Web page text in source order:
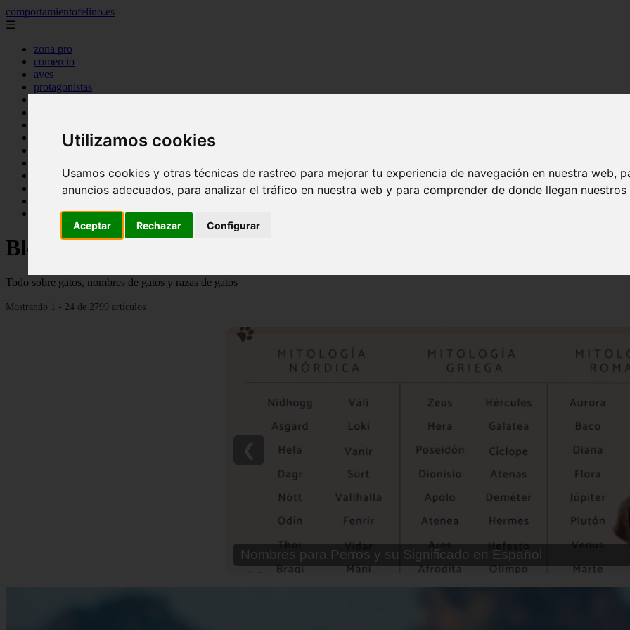
Utilizamos cookies
Usamos cookies y otras técnicas de rastreo para mejorar tu experiencia de navegación en nuestra web,
anuncios adecuados, para analizar el tráfico en nuestra web y para comprender de donde llegan
Aceptar Rechazar Configurar
comportamientofelino.es
☰
zona pro
comercio
aves
protagonistas
articulos
canal tv
novedades
tablon de anuncios
zona pro
Blog sobre gatos
Todo sobre gatos, nombres de gatos y razas de gatos
Mostrando 1 - 24 de 2799 artículos
Nombres para Perros Machos con Manchas Negras